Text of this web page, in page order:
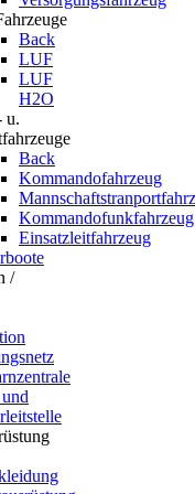
Back
LUF
LUF
H2O
u.
Back
Kommandofahrzeug
Kommandofunkfahrzeug
Einsatzleitfahrzeug
/